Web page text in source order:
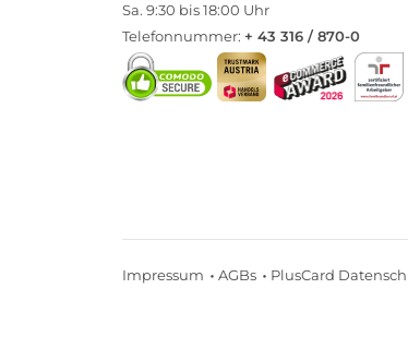
Sa. 9:30 bis 18:00 Uhr
Telefonnummer: + 43 316 / 870-0
Impressum AGBs PlusCard